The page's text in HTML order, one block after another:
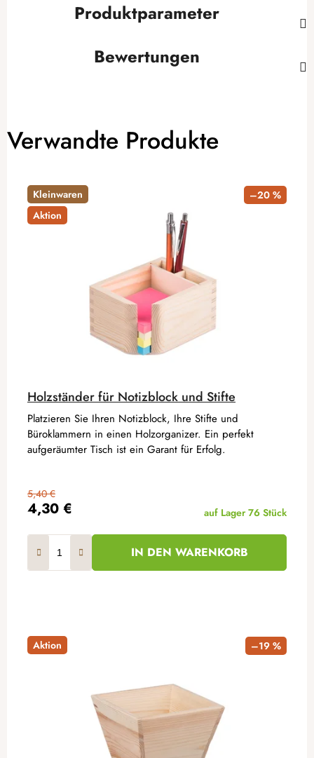
Produktparameter
Bewertungen
Verwandte Produkte
Kleinwaren
Aktion
–20 %
Holzständer für Notizblock und Stifte
4,30 €
5,40 €
auf Lager 76 Stück
IN DEN WARENKORB
Platzieren Sie Ihren Notizblock, Ihre Stifte und
Büroklammern in einen Holzorganizer. Ein perfekt
aufgeräumter Tisch ist ein Garant für Erfolg.
Aktion –19 %